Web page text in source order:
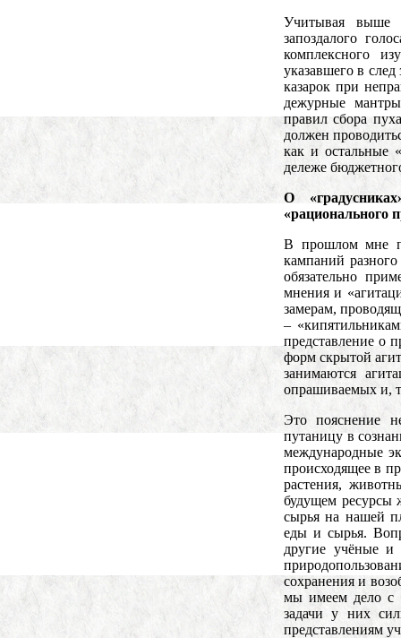
Учитывая выше
запоздалого
комплексного
указавшего в
казарок при
дежурные
правил сбора
должен
как и остальные
дележе
О
«рационального
В прошлом мне
кампаний
обязательно
мнения и
замерам,
–
представление о
форм скрытой
занимаются
опрашиваемых и,
Это пояснение
путаницу в
международные
происходящее в
растения,
будущем ресурсы
сырья на нашей
еды и сырья.
другие учёные и
сохранения и
мы имеем дело с
задачи у них
представлениям